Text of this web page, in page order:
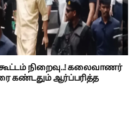
நிறைவு..! கலைவாணர்
கண்டதும் ஆர்ப்பரித்த